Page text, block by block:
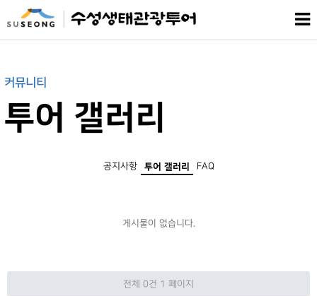
커뮤니티
투어 갤러리
공지사항 투어 갤러리 FAQ
게시물이 없습니다.
전체 0건 1 페이지